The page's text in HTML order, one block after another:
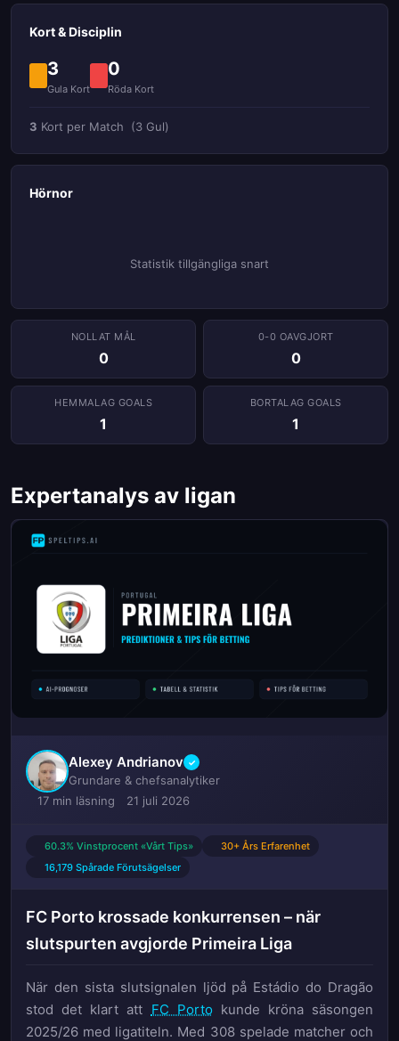
Kort & Disciplin
3
Gula Kort
0
Röda Kort
3 Kort per Match (3 Gul)
Hörnor
Statistik tillgängliga snart
NOLLAT ​​MÅL
0
0-0 OAVGJORT
0
HEMMALAG GOALS
1
BORTALAG GOALS
1
Expertanalys av ligan
Alexey Andrianov ✓
Grundare & chefsanalytiker
17 min läsning
21 juli 2026
60.3% Vinstprocent «Vårt Tips»
30+ Års Erfarenhet
16,179 Spårade Förutsägelser
FC Porto krossade konkurrensen – när
slutspurten avgjorde Primeira Liga
När den sista slutsignalen ljöd på Estádio do Dragão
stod det klart att FC Porto kunde kröna säsongen
2025/26 med ligatiteln. Med 308 spelade matcher och